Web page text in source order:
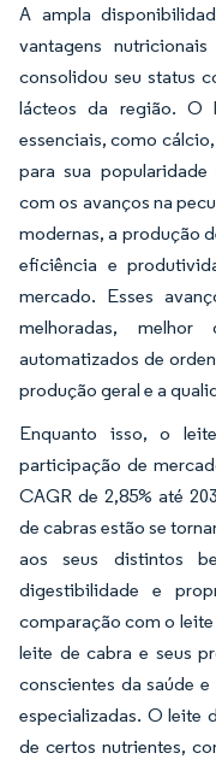
A ampla
vantagens
consolidou seu status
lácteos da região. O
essenciais, como
para sua
com os avanços na
modernas, a produção
eficiência e
mercado. Esses
melhoradas,
automatizados de
produção geral e a
Enquanto isso, o
participação de
CAGR de 2,85% até
de cabras estão se
aos seus distintos
digestibilidade e
comparação com o
leite de cabra e seus
conscientes da saúde
especializadas. O leite
de certos nutrientes,